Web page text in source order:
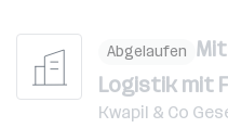
Abgelaufen
Logistik mit
Kwapil & Co